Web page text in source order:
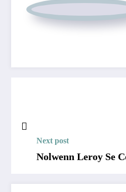
Next post
Nolwenn Leroy Se